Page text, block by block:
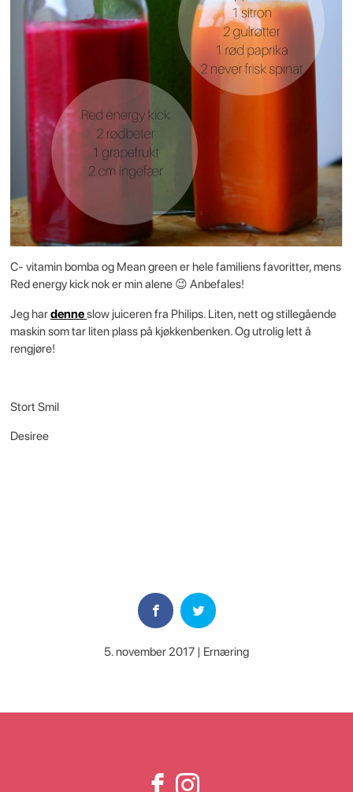
C- vitamin bomba og Mean green er hele familiens favoritter, mens
Red energy kick nok er min alene 😉 Anbefales!
Jeg hardenneslow juiceren fra Philips. Liten, nett og stillegående
maskin som tar liten plass på kjøkkenbenken. Og utrolig lett å
rengjøre!
Stort Smil
Desiree
5. november 2017 | Ernæring